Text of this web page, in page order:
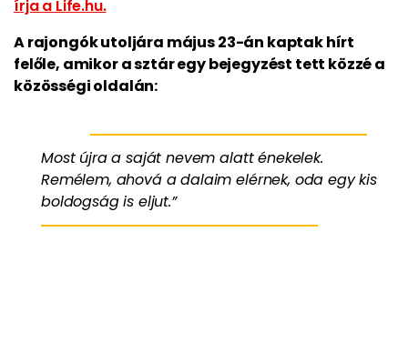
írja a Life.hu.
A rajongók utoljára május 23-án kaptak hírt
felőle, amikor a sztár egy bejegyzést tett közzé a
közösségi oldalán:
Most újra a saját nevem alatt énekelek.
Remélem, ahová a dalaim elérnek, oda egy kis
boldogság is eljut.”